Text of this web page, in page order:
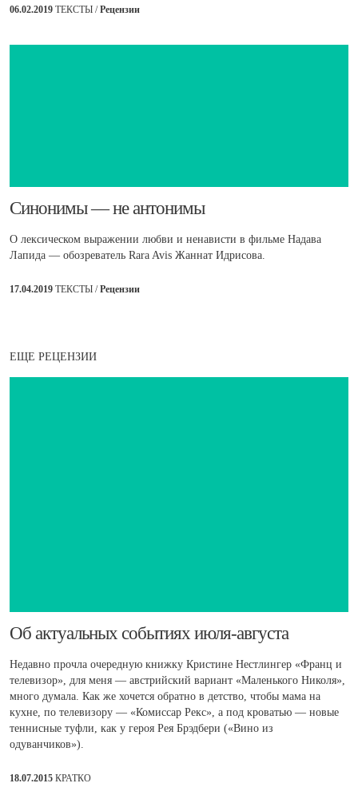
06.02.2019 ТЕКСТЫ /Рецензии
​Синонимы — не антонимы
О лексическом выражении любви и ненависти в фильме Надава
Лапида — обозреватель Rara Avis Жаннат Идрисова.
17.04.2019 ТЕКСТЫ /Рецензии
ЕЩЕ РЕЦЕНЗИИ
Об актуальных событиях июля-августа
Недавно прочла очередную книжку Кристине Нестлингер «Франц и
телевизор», для меня — австрийский вариант «Маленького Николя»,
много думала. Как же хочется обратно в детство, чтобы мама на
кухне, по телевизору — «Комиссар Рекс», а под кроватью — новые
теннисные туфли, как у героя Рея Брэдбери («Вино из
одуванчиков»).
18.07.2015 КРАТКО